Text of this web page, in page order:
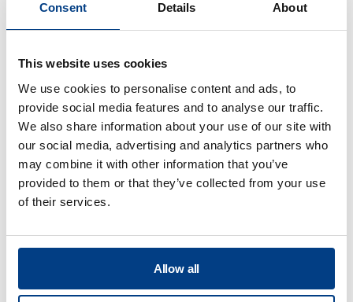
Consent Details About
This website uses cookies
We use cookies to personalise content and ads, to
provide social media features and to analyse our traffic.
We also share information about your use of our site with
our social media, advertising and analytics partners who
may combine it with other information that you’ve
provided to them or that they’ve collected from your use
of their services.
Allow all
関連情報
すべて表示